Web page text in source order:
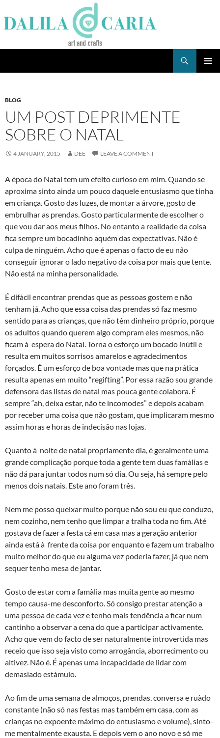
to
content
BLOG
UM POST DEPRIMENTE
SOBRE O NATAL
4 JANUARY, 2015 DEE LEAVE A COMMENT
A época do Natal tem um efeito curioso em mim. Quando se
aproxima sinto ainda um pouco daquele entusiasmo que tinha
em criança. Gosto das luzes, de montar a árvore, gosto de
embrulhar as prendas. Gosto particularmente de escolher o
que vou dar aos meus filhos. No entanto a realidade da coisa
fica sempre um bocadinho aquém das expectativas. Não é
culpa de ninguém. Acho que é apenas o facto de eu não
conseguir ignorar o lado negativo da coisa por mais que tente.
Não está na minha personalidade.
É difà­cil encontrar prendas que as pessoas gostem e não
tenham já. Acho que essa coisa das prendas só faz mesmo
sentido para as crianças, que não têm dinheiro próprio, porque
os adultos quando querem algo compram eles mesmos, não
ficam à espera do Natal. Torna o esforço um bocado inútil e
resulta em muitos sorrisos amarelos e agradecimentos
forçados. É um esforço de boa vontade mas que na prática
resulta apenas em muito “regifting”. Por essa razão sou grande
defensora das listas de natal mas pouca gente colabora. É
sempre “ah, deixa estar, não te incomodes” e depois acabam
por receber uma coisa que não gostam, que implicaram mesmo
assim horas e horas de indecisão nas lojas.
Quanto à noite de natal propriamente dia, é geralmente uma
grande complicação porque toda a gente tem duas famà­lias e
não dá para juntar todos num só dia. Ou seja, há sempre pelo
menos dois natais. Este ano foram três.
Nem me posso queixar muito porque não sou eu que conduzo,
nem cozinho, nem tenho que limpar a tralha toda no fim. Até
gostava de fazer a festa cá em casa mas a geração anterior
ainda está à frente da coisa por enquanto e fazem um trabalho
muito melhor do que eu alguma vez poderia fazer, já que nem
sequer tenho mesa de jantar.
Gosto de estar com a famà­lia mas muita gente ao mesmo
tempo causa-me desconforto. Só consigo prestar atenção a
uma pessoa de cada vez e tenho mais tendência a ficar num
cantinho a observar a cena do que a participar activamente.
Acho que vem do facto de ser naturalmente introvertida mas
receio que isso seja visto como arrogância, aborrecimento ou
altivez. Não é. É apenas uma incapacidade de lidar com
demasiado està­mulo.
Ao fim de uma semana de almoços, prendas, conversa e ruà­do
constante (não só nas festas mas também em casa, com as
crianças no expoente máximo do entusiasmo e volume), sinto-
me mentalmente exausta. E depois vem o ano novo e só me